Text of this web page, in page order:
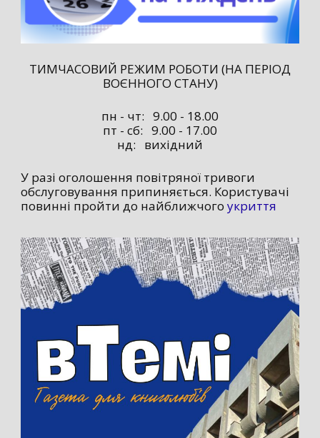
ТИМЧАСОВИЙ РЕЖИМ РОБОТИ (НА ПЕРІОД
ВОЄННОГО СТАНУ)
пн - чт: 9.00 - 18.00
пт - сб: 9.00 - 17.00
нд: вихідний
У разі оголошення повітряної тривоги
обслуговування припиняється. Користувачі
повинні пройти до найближчого укриття